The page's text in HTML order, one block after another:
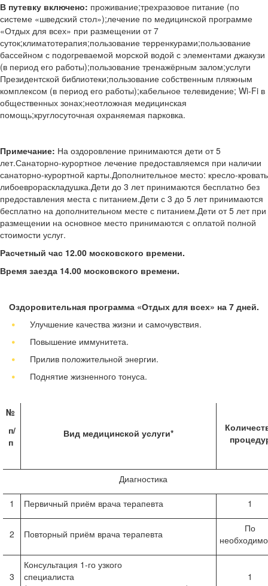
В путевку включено: проживание;трехразовое питание (по
системе «шведский стол»);лечение по медицинской программе
«Отдых для всех» при размещении от 7
суток;климатотерапия;пользование терренкурами;пользование
бассейном с подогреваемой морской водой с элементами джакузи
(в период его работы);пользование тренажёрным залом;услуги
Президентской библиотеки;пользование собственным пляжным
комплексом (в период его работы);кабельное телевидение; Wi-Fi в
общественных зонах;неотложная медицинская
помощь;круглосуточная охраняемая парковка.
Примечание: На оздоровление принимаются дети от 5
лет.Санаторно-курортное лечение предоставляемся при наличии
санаторно-курортной карты.Дополнительное место: кресло-кровать
либоеврораскладушка.Дети до 3 лет принимаются бесплатно без
предоставления места с питанием.Дети с 3 до 5 лет принимаются
бесплатно на дополнительном месте с питанием.Дети от 5 лет при
размещении на основное место принимаются с оплатой полной
стоимости услуг.
Расчетный час 12.00 московского времени.
Время заезда 14.00 московского времени.
Оздоровительная программа «Отдых для всех» на 7 дней.
Улучшение качества жизни и самочувствия.
Повышение иммунитета.
Прилив положительной энергии.
Поднятие жизненного тонуса.
№
п/
п
Вид медицинской услуги*
Диагностика
1 Первичный приём врача терапевта 1
2 Повторный приём врача терапевта
По
3
Консультация 1-го узкого
специалиста
1